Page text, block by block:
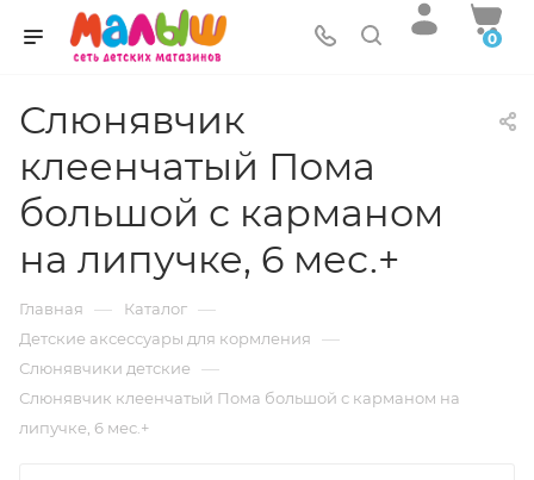
0
Слюнявчик
клеенчатый Пома
большой с карманом
на липучке, 6 мес.+
Главная — Каталог —
Детские аксессуары для кормления —
Слюнявчики детские —
Слюнявчик клеенчатый Пома большой с карманом на
липучке, 6 мес.+